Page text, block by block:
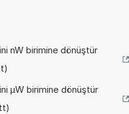
nW birimine dönüştür
µW birimine dönüştür